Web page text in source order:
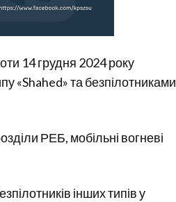
14 грудня 2024 року
«Shahed» та безпілотниками
РЕБ, мобільні вогневі
інших типів у